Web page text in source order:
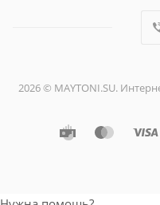
2026 © MAYTONI.SU.